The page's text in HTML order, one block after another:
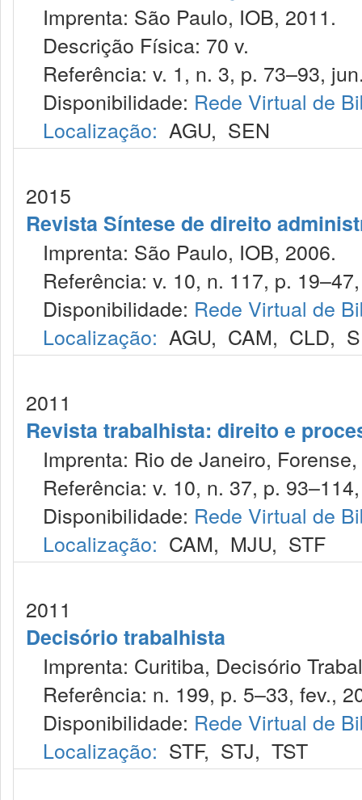
Imprenta: São Paulo, IOB, 2011.
Descrição Física: 70 v.
Referência: v. 1, n. 3, p. 73–93,
Disponibilidade: Rede Virtual de
Localização: AGU, SEN
2015
Revista Síntese de direito
Imprenta: São Paulo, IOB, 2006.
Referência: v. 10, n. 117, p.
Disponibilidade: Rede Virtual de
Localização: AGU, CAM, CLD,
2011
Revista trabalhista: direito e
Imprenta: Rio de Janeiro,
Referência: v. 10, n. 37, p.
Disponibilidade: Rede Virtual de
Localização: CAM, MJU, STF
2011
Decisório trabalhista
Imprenta: Curitiba, Decisório
Referência: n. 199, p. 5–33, fev.,
Disponibilidade: Rede Virtual de
Localização: STF, STJ, TST